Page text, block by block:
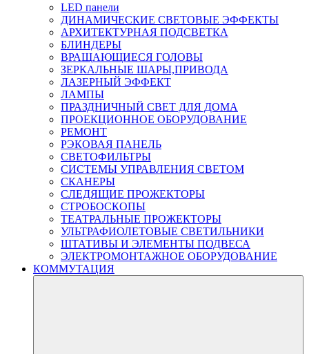
LED панели
ДИНАМИЧЕСКИЕ СВЕТОВЫЕ ЭФФЕКТЫ
АРХИТЕКТУРНАЯ ПОДСВЕТКА
БЛИНДЕРЫ
ВРАЩАЮЩИЕСЯ ГОЛОВЫ
ЗЕРКАЛЬНЫЕ ШАРЫ,ПРИВОДА
ЛАЗЕРНЫЙ ЭФФЕКТ
ЛАМПЫ
ПРАЗДНИЧНЫЙ СВЕТ ДЛЯ ДОМА
ПРОЕКЦИОННОЕ ОБОРУДОВАНИЕ
РЕМОНТ
РЭКОВАЯ ПАНЕЛЬ
СВЕТОФИЛЬТРЫ
СИСТЕМЫ УПРАВЛЕНИЯ СВЕТОМ
СКАНЕРЫ
СЛЕДЯЩИЕ ПРОЖЕКТОРЫ
СТРОБОСКОПЫ
ТЕАТРАЛЬНЫЕ ПРОЖЕКТОРЫ
УЛЬТРАФИОЛЕТОВЫЕ СВЕТИЛЬНИКИ
ШТАТИВЫ И ЭЛЕМЕНТЫ ПОДВЕСА
ЭЛЕКТРОМОНТАЖНОЕ ОБОРУДОВАНИЕ
КОММУТАЦИЯ